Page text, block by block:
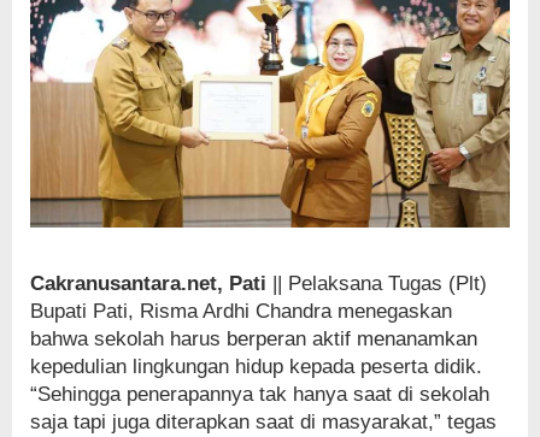
Cakranusantara.net, Pati || Pelaksana Tugas (Plt)
Bupati Pati, Risma Ardhi Chandra menegaskan
bahwa sekolah harus berperan aktif menanamkan
kepedulian lingkungan hidup kepada peserta didik.
“Sehingga penerapannya tak hanya saat di sekolah
saja tapi juga diterapkan saat di masyarakat,” tegas